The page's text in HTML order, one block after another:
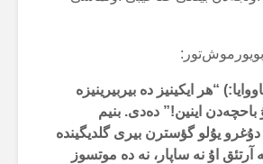
“هر ایکینیز دە بیربیرینیزە
باحچەدن اینین!” دەدی. بنیم
یۇلو گؤسترن بیری گلدیگیندە
اۇ نە ساپار، نە دە موتسوز